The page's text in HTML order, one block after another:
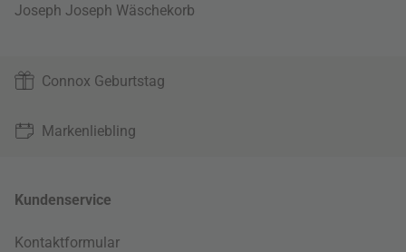
Joseph Joseph Wäschekorb
Connox Geburtstag
Markenliebling
Kundenservice
Kontaktformular